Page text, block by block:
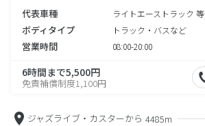
代表車種 ライトエーストラック 等
ボディタイプ トラック・バスなど
営業時間 08:00-20:00
6時間まで5,500円
免責補償制度1,100円
ジャズライブ・カスターから 4485m